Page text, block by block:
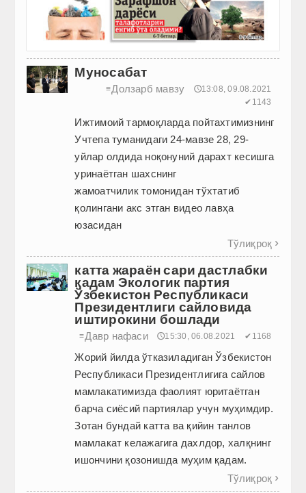
Муносабат
≡Долзарб мавзу
🕔13:08, 09.08.2021
✔1143
Ижтимоий тармоқларда пойтахтимизнинг
Учтепа туманидаги 24-мавзе 28, 29-
уйлар олдида ноқонуний дарахт кесишга
уринаётган шахснинг
жамоатчилик томонидан тўхтатиб
қолингани акс этган видео лавҳа
юзасидан
Тўлиқроқ 
катта жараён сари дастлабки
қадам Экологик партия
Ўзбекистон Республикаси
Президентлиги сайловида
иштирокини бошлади
≡Давр нафаси 🕔15:30, 06.08.2021 ✔1168
Жорий йилда ўтказиладиган Ўзбекистон
Республикаси Президентлигига сайлов
мамлакатимизда фаолият юритаётган
барча сиёсий партиялар учун муҳимдир.
Зотан бундай катта ва қийин танлов
мамлакат келажагига дахлдор, халқнинг
ишончини қозонишда муҳим қадам.
Тўлиқроқ 